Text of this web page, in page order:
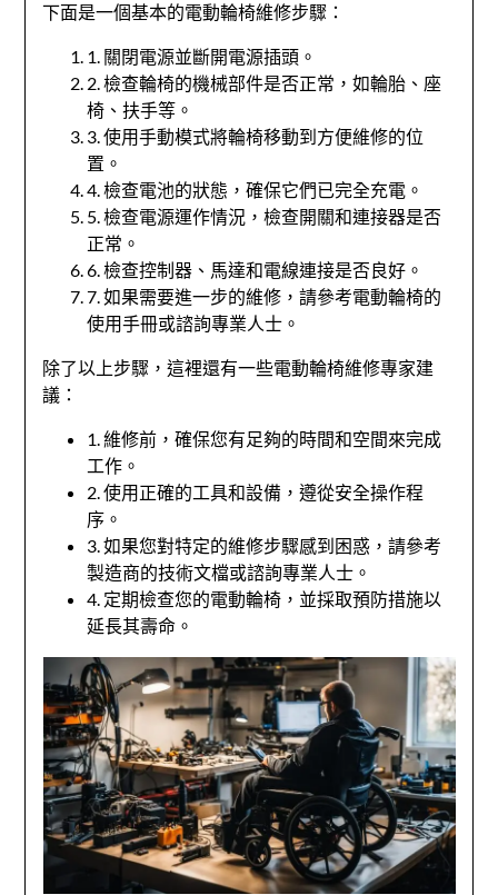
下面是一個基本的電動輪椅維修步驟：
1. 關閉電源並斷開電源插頭。
2. 檢查輪椅的機械部件是否正常，如輪胎、座
椅、扶手等。
3. 使用手動模式將輪椅移動到方便維修的位
置。
4. 檢查電池的狀態，確保它們已完全充電。
5. 檢查電源運作情況，檢查開關和連接器是否
正常。
6. 檢查控制器、馬達和電線連接是否良好。
7. 如果需要進一步的維修，請參考電動輪椅的
使用手冊或諮詢專業人士。
除了以上步驟，這裡還有一些電動輪椅維修專家建
議：
1. 維修前，確保您有足夠的時間和空間來完成
工作。
2. 使用正確的工具和設備，遵從安全操作程
序。
3. 如果您對特定的維修步驟感到困惑，請參考
製造商的技術文檔或諮詢專業人士。
4. 定期檢查您的電動輪椅，並採取預防措施以
延長其壽命。